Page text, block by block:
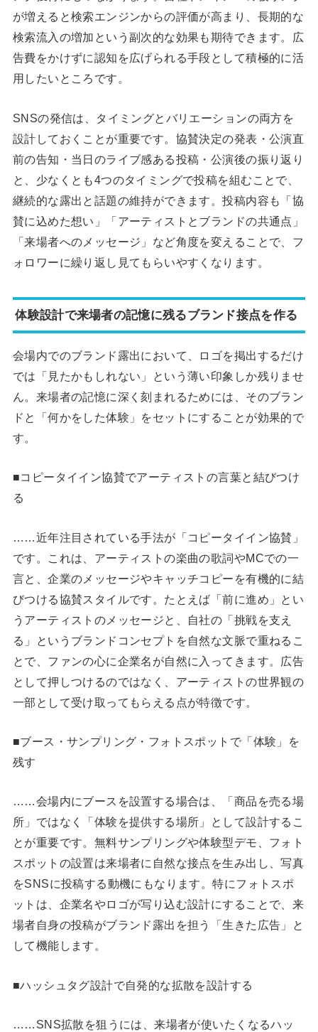
が増えると検索エンジンからの評価が高まり、長期的な
検索流入の増加という副次的な効果も期待できます。広
告費をかけずに認知を広げられる手段として積極的に活
用したいところです。
SNSの発信は、タイミングとバリエーションの両方を
設計しておくことが重要です。協賛決定の発表・公演直
前の告知・当日のライブ感ある投稿・公演後の振り返り
と、少なくとも4つのタイミングで投稿を組むことで、
継続的な露出と話題の維持ができます。投稿内容も「協
賛に込めた想い」「アーティストとブランドの共通点」
「来場者へのメッセージ」など角度を変えることで、フ
ォロワーに繰り返し見てもらいやすくなります。
体験設計で来場者の記憶に残るブランド接点を作る
会場内でのブランド露出において、ロゴを掲出するだけ
では「見たかもしれない」という薄い印象しか残りませ
ん。来場者の記憶に深く刻まれるためには、そのブラン
ドと「何かをした体験」をセットにすることが効果的で
す。
■コピータイイン協賛でアーティストの言葉と結びつけ
る
……近年注目されている手法が「コピータイイン協賛」
です。これは、アーティストの楽曲の歌詞やMCでの一
言と、企業のメッセージやキャッチコピーを有機的に結
びつける協賛スタイルです。たとえば「前に進め」とい
うアーティストのメッセージと、自社の「挑戦を支え
る」というブランドコンセプトを自然な文脈で重ねるこ
とで、ファンの心に企業名が自然に入ってきます。広告
として押しつけるのではなく、アーティストの世界観の
一部として受け取ってもらえる点が特徴です。
■ブース・サンプリング・フォトスポットで「体験」を
残す
……会場内にブースを設置する場合は、「商品を売る場
所」ではなく「体験を提供する場所」として設計するこ
とが重要です。無料サンプリングや体験型デモ、フォト
スポットの設置は来場者に自然な接点を生み出し、写真
をSNSに投稿する動機にもなります。特にフォトスポ
ットは、企業名やロゴが写り込む設計にすることで、来
場者自身の投稿がブランド露出を担う「生きた広告」と
して機能します。
■ハッシュタグ設計で自発的な拡散を設計する
……SNS拡散を狙うには、来場者が使いたくなるハッ